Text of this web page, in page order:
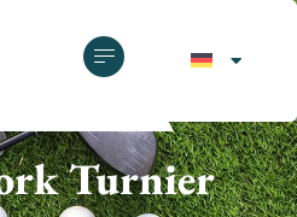
Turnier